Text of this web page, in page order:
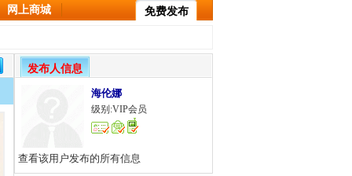
网上商城 免费发布
发布人信息
海伦娜
级别:VIP会员
查看该用户发布的所有信息